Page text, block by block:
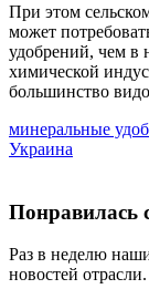
При этом
может
удобрений, чем в
химической
большинство
минеральные
Украина
Понравилась
Раз в неделю
новостей